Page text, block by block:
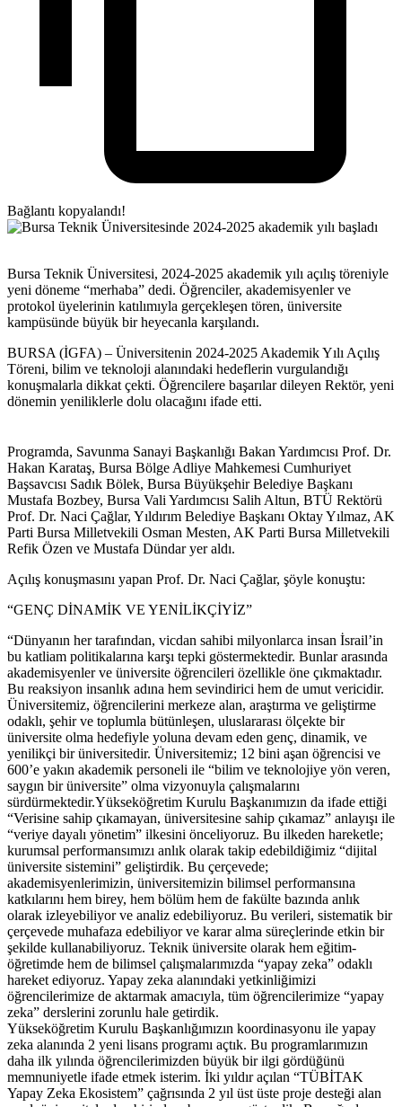
Bağlantı kopyalandı!
Bursa Teknik Üniversitesi, 2024-2025 akademik yılı açılış töreniyle
yeni döneme “merhaba” dedi. Öğrenciler, akademisyenler ve
protokol üyelerinin katılımıyla gerçekleşen tören, üniversite
kampüsünde büyük bir heyecanla karşılandı.
BURSA (İGFA) – Üniversitenin 2024-2025 Akademik Yılı Açılış
Töreni, bilim ve teknoloji alanındaki hedeflerin vurgulandığı
konuşmalarla dikkat çekti. Öğrencilere başarılar dileyen Rektör, yeni
dönemin yeniliklerle dolu olacağını ifade etti.
Programda, Savunma Sanayi Başkanlığı Bakan Yardımcısı Prof. Dr.
Hakan Karataş, Bursa Bölge Adliye Mahkemesi Cumhuriyet
Başsavcısı Sadık Bölek, Bursa Büyükşehir Belediye Başkanı
Mustafa Bozbey, Bursa Vali Yardımcısı Salih Altun, BTÜ Rektörü
Prof. Dr. Naci Çağlar, Yıldırım Belediye Başkanı Oktay Yılmaz, AK
Parti Bursa Milletvekili Osman Mesten, AK Parti Bursa Milletvekili
Refik Özen ve Mustafa Dündar yer aldı.
Açılış konuşmasını yapan Prof. Dr. Naci Çağlar, şöyle konuştu:
“GENÇ DİNAMİK VE YENİLİKÇİYİZ”
“Dünyanın her tarafından, vicdan sahibi milyonlarca insan İsrail’in
bu katliam politikalarına karşı tepki göstermektedir. Bunlar arasında
akademisyenler ve üniversite öğrencileri özellikle öne çıkmaktadır.
Bu reaksiyon insanlık adına hem sevindirici hem de umut vericidir.
Üniversitemiz, öğrencilerini merkeze alan, araştırma ve geliştirme
odaklı, şehir ve toplumla bütünleşen, uluslararası ölçekte bir
üniversite olma hedefiyle yoluna devam eden genç, dinamik, ve
yenilikçi bir üniversitedir. Üniversitemiz; 12 bini aşan öğrencisi ve
600’e yakın akademik personeli ile “bilim ve teknolojiye yön veren,
saygın bir üniversite” olma vizyonuyla çalışmalarını
sürdürmektedir.Yükseköğretim Kurulu Başkanımızın da ifade ettiği
“Verisine sahip çıkamayan, üniversitesine sahip çıkamaz” anlayışı ile
“veriye dayalı yönetim” ilkesini önceliyoruz. Bu ilkeden hareketle;
kurumsal performansımızı anlık olarak takip edebildiğimiz “dijital
üniversite sistemini” geliştirdik. Bu çerçevede;
akademisyenlerimizin, üniversitemizin bilimsel performansına
katkılarını hem birey, hem bölüm hem de fakülte bazında anlık
olarak izleyebiliyor ve analiz edebiliyoruz. Bu verileri, sistematik bir
çerçevede muhafaza edebiliyor ve karar alma süreçlerinde etkin bir
şekilde kullanabiliyoruz. Teknik üniversite olarak hem eğitim-
öğretimde hem de bilimsel çalışmalarımızda “yapay zeka” odaklı
hareket ediyoruz. Yapay zeka alanındaki yetkinliğimizi
öğrencilerimize de aktarmak amacıyla, tüm öğrencilerimize “yapay
zeka” derslerini zorunlu hale getirdik.
Yükseköğretim Kurulu Başkanlığımızın koordinasyonu ile yapay
zeka alanında 2 yeni lisans programı açtık. Bu programlarımızın
daha ilk yılında öğrencilerimizden büyük bir ilgi gördüğünü
memnuniyetle ifade etmek isterim. İki yıldır açılan “TÜBİTAK
Yapay Zeka Ekosistem” çağrısında 2 yıl üst üste proje desteği alan